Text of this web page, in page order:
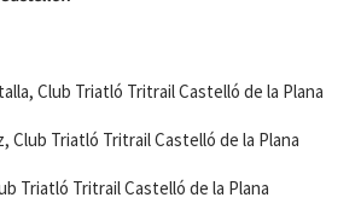
Club Triatló Tritrail Castelló de la Plana
Club Triatló Tritrail Castelló de la Plana
Triatló Tritrail Castelló de la Plana